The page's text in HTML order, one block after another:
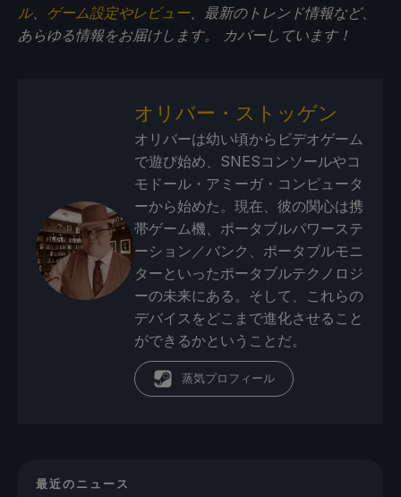
ル、 ゲーム設定やレビュー 、最新のトレンド情報など、
あらゆる情報をお届けします。
カバーしています！
オリバー・ストッゲン
オリバーは幼い頃からビデオゲーム
で遊び始め、SNESコンソールやコ
モドール・アミーガ・コンピュータ
ーから始めた。現在、彼の関心は携
帯ゲーム機、ポータブルパワーステ
ーション／バンク、ポータブルモニ
ターといったポータブルテクノロジ
ーの未来にある。そして、これらの
デバイスをどこまで進化させること
ができるかということだ。
蒸気プロフィール
最近のニュース